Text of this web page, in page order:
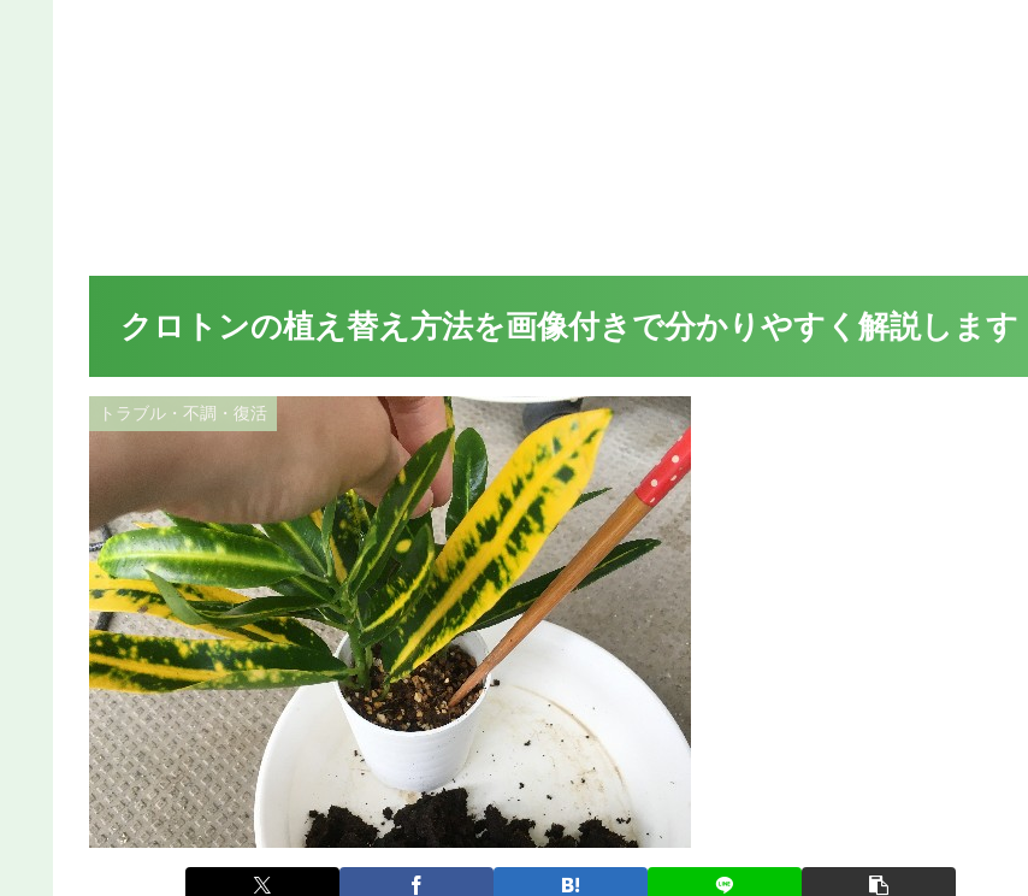
クロトンの植え替え方法を画像付きで分かりやすく解説します
トラブル・不調・復活